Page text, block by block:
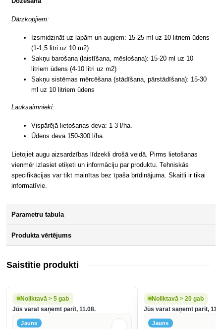
Dārzkopjiem:
Izsmidzināt uz lapām un augiem: 15-25 ml uz 10 litriem ūdens
(1-1,5 litri uz 10 m2)
Sakņu barošana (laistīšana, mēslošana): 15-20 ml uz 10
litriem ūdens (4-10 litri uz m2)
Sakņu sistēmas mērcēšana (stādīšana, pārstādīšana): 15-30
ml uz 10 litriem ūdens
Lauksaimnieki:
Vispārējā lietošanas deva: 1-3 l/ha.
Ūdens deva 150-300 l/ha.
Lietojiet augu aizsardzības līdzekli drošā veidā. Pirms lietošanas
vienmēr izlasiet etiķeti un informāciju par produktu. Tehniskās
specifikācijas var tikt mainītas bez īpaša brīdinājuma. Skaitļi ir tikai
informatīvie.
Parametru tabula
Produkta vērtējums
Saistītie produkti
Noliktavā > 5 gab
Jūs varat saņemt parīt, 11.08.
Jauns
Noliktavā > 20 gab
Jūs varat saņemt parīt,
Jauns